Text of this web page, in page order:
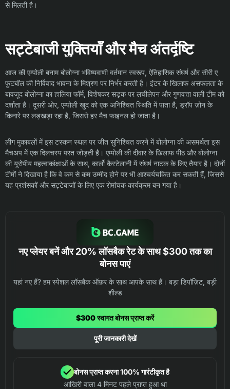
से मिलती है।
सट्टेबाजी युक्तियाँ और मैच अंतर्दृष्टि
आज की एम्पोली बनाम बोलोग्ना भविष्यवाणी वर्तमान स्वरूप, ऐतिहासिक संघर्ष और सीरी ए
फुटबॉल की निर्विवाद भावना के मिश्रण पर निर्भर करती है। इंटर के खिलाफ असफलता के
बावजूद बोलोग्ना का हालिया फॉर्म, विशेषकर सड़क पर लचीलेपन और गुणवत्ता वाली टीम को
दर्शाता है। दूसरी ओर, एम्पोली खुद को एक अनिश्चित स्थिति में पाता है, ड्रॉप ज़ोन के
किनारे पर लड़खड़ा रहा है, जिससे हर मैच फाइनल हो जाता है।
लीग मुकाबलों में इस टस्कन स्थल पर जीत सुनिश्चित करने में बोलोग्ना की असमर्थता इस
मैचअप में एक दिलचस्प परत जोड़ती है। एम्पोली की दीवार के खिलाफ पीठ और बोलोग्ना
की यूरोपीय महत्वाकांक्षाओं के साथ, कार्लो कैस्टेलानी में संघर्ष नाटक के लिए तैयार है। दोनों
टीमों ने दिखाया है कि वे कम से कम उम्मीद होने पर भी आश्चर्यचकित कर सकती हैं, जिससे
यह प्रशंसकों और सट्टेबाजों के लिए एक रोमांचक कार्यक्रम बन गया है।
नए प्लेयर बनें और 20% लॉसबैक रेट के साथ $300 तक का
बोनस पाएं
यहां नए हैं? हम स्पेशल लॉसबैक ऑफ़र के साथ आपके साथ हैं। बड़ा डिपॉज़िट, बड़ी
शील्ड
$300 स्वागत बोनस प्राप्त करें
पूरी जानकारी देखें
बोनस प्राप्त करना 100% गारंटीकृत है
आखिरी वाला 4 मिनट पहले प्राप्त हुआ था